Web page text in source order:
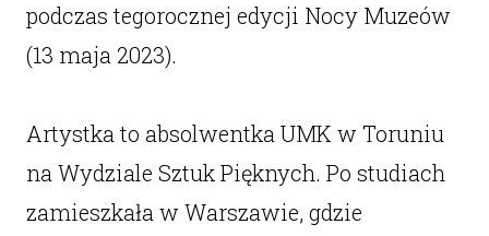
podczas tegorocznej edycji Nocy Muzeów
(13 maja 2023).
Artystka to absolwentka UMK w Toruniu
na Wydziale Sztuk Pięknych. Po studiach
zamieszkała w Warszawie, gdzie